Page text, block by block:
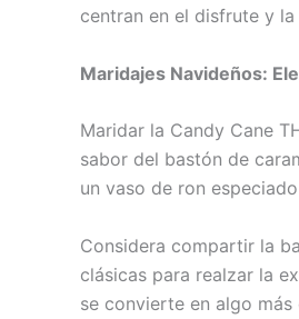
centran en el disfrute y
Maridajes Navideños:
Maridar la Candy Cane
sabor del bastón de
un vaso de ron
Considera compartir la
clásicas para realzar la
se convierte en algo